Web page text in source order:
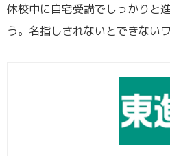
休校中に自宅受講でしっかりと
う。名指しされないとできない